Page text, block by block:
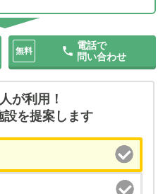
無料
電話で
問い合わせ
が利用！
設を提案します